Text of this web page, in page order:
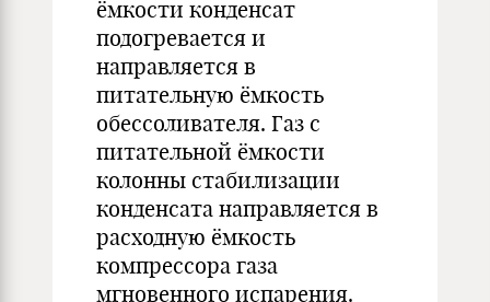
ёмкости конденсат
подогревается и
направляется в
питательную ёмкость
обессоливателя. Газ с
питательной ёмкости
колонны стабилизации
конденсата направляется в
расходную ёмкость
компрессора газа
мгновенного испарения.